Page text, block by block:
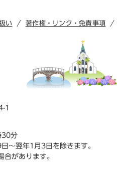
い
著作権・リンク・免責事項
1
30分
～翌年1月3日を除きます。
合があります。